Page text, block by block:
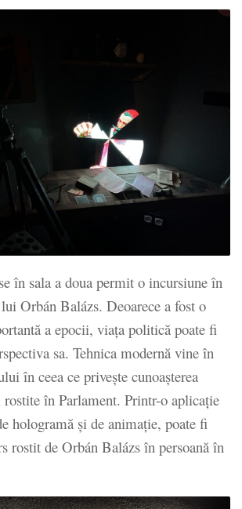
în sala a doua permit o incursiune în
Orbán Balázs. Deoarece a fost o
a epocii, viața politică poate fi
sa. Tehnica modernă vine în
în ceea ce privește cunoașterea
în Parlament. Printr-o aplicație
hologramă și de animație, poate fi
rostit de Orbán Balázs în persoană în